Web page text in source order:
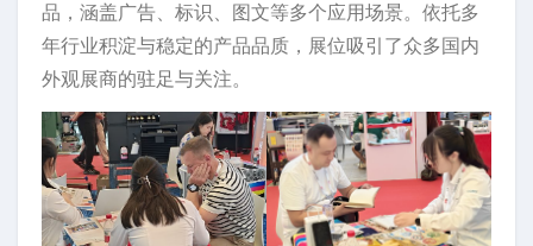
品，涵盖广告、标识、图文等多个应用场景。依托多
年行业积淀与稳定的产品品质，展位吸引了众多国内
外观展商的驻足与关注。